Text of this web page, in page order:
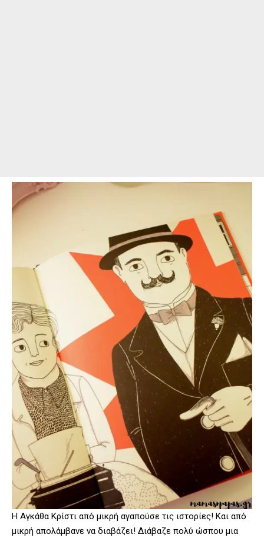
Η Αγκάθα Κρίστι από μικρή αγαπούσε τις ιστορίες! Και από
μικρή απολάμβανε να διαβάζει! Διάβαζε πολύ ώσπου μια